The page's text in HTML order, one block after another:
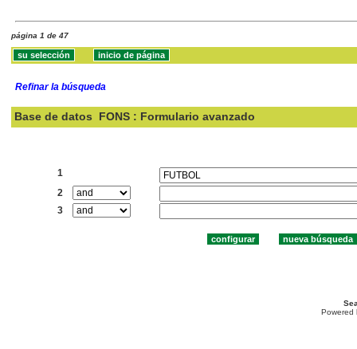
página 1 de 47
Refinar la búsqueda
Base de datos FONS : Formulario avanzado
1
2
3